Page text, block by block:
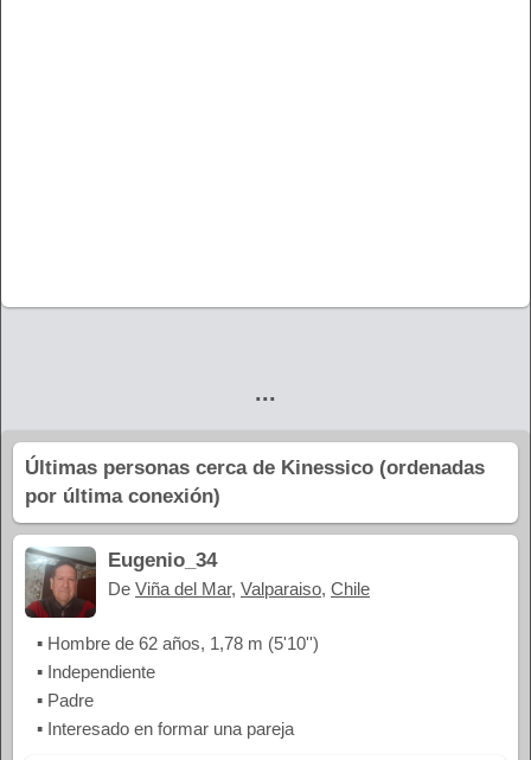
...
Últimas personas cerca de Kinessico (ordenadas
por última conexión)
Eugenio_34
De Viña del Mar, Valparaiso, Chile
▪ Hombre de 62 años, 1,78 m (5'10'')
▪ Independiente
▪ Padre
▪ Interesado en formar una pareja